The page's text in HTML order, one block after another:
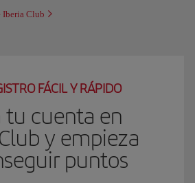
Iberia Club
FÁCIL Y RÁPIDO
tu cuenta en
y empieza
puntos